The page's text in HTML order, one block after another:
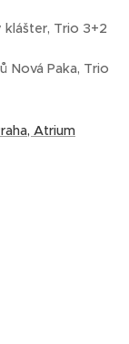
klášter, Trio 3+2
Nová Paka, Trio
Atrium